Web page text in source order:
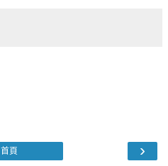
›
首頁